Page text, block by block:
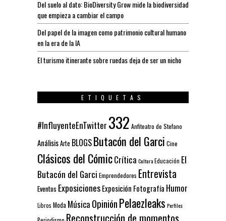
Del suelo al dato: BioDiversity Grow mide la biodiversidad
que empieza a cambiar el campo
Del papel de la imagen como patrimonio cultural humano
en la era de la IA
El turismo itinerante sobre ruedas deja de ser un nicho
ETIQUETAS
#InfluyenteEnTwitter 332 Anfiteatro de Stefano
AnálisisArte BLOGSButacón del Garci Cine
Clásicos del CómicCrítica CulturaEducación El
Butacón del Garci Emprendedores Entrevista
Eventos ExposicionesExposición Fotografía Humor
Libros Moda Música OpiniónPelaezleaks Perfiles